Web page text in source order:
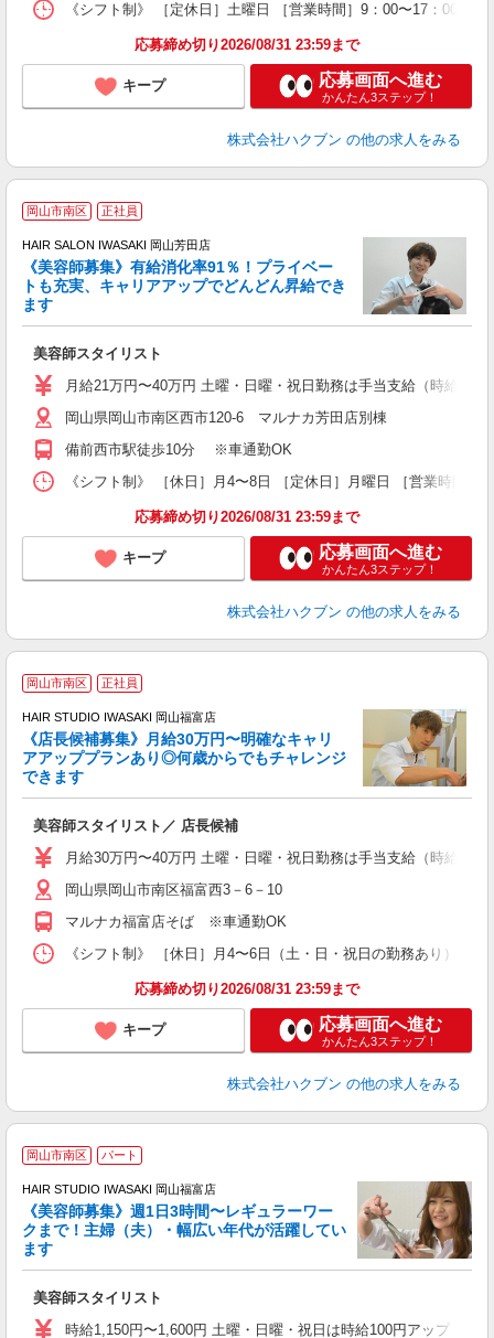
《シフト制》 ［定休日］土曜日 ［営業時間］9：00〜17：00
応募締め切り2026/08/31 23:59まで
キープ 応募画面へ進む
かんたん3ステップ！
株式会社ハクブン の他の求人をみる
岡山市南区 正社員
HAIR SALON IWASAKI 岡山芳田店
《美容師募集》有給消化率91％！プライベー
トも充実、キャリアアップでどんどん昇給でき
ます
美容師スタイリスト
月給21万円〜40万円 土曜・日曜・祝日勤務は手当支給（時給換
岡山県岡山市南区西市120-6 マルナカ芳田店別棟
備前西市駅徒歩10分 ※車通勤OK
《シフト制》 ［休日］月4〜8日 ［定休日］月曜日 ［営業時
応募締め切り2026/08/31 23:59まで
キープ 応募画面へ進む
かんたん3ステップ！
株式会社ハクブン の他の求人をみる
岡山市南区 正社員
HAIR STUDIO IWASAKI 岡山福富店
《店長候補募集》月給30万円〜明確なキャリ
アアッププランあり◎何歳からでもチャレンジ
できます
美容師スタイリスト／ 店長候補
月給30万円〜40万円 土曜・日曜・祝日勤務は手当支給（時給換
岡山県岡山市南区福富西3－6－10
マルナカ福富店そば ※車通勤OK
《シフト制》 ［休日］月4〜6日（土・日・祝日の勤務あり）
応募締め切り2026/08/31 23:59まで
キープ 応募画面へ進む
かんたん3ステップ！
株式会社ハクブン の他の求人をみる
岡山市南区 パート
HAIR STUDIO IWASAKI 岡山福富店
《美容師募集》週1日3時間〜レギュラーワー
クまで！主婦（夫）・幅広い年代が活躍してい
ます
美容師スタイリスト
時給1,150円〜1,600円 土曜・日曜・祝日は時給100円アップ ※資